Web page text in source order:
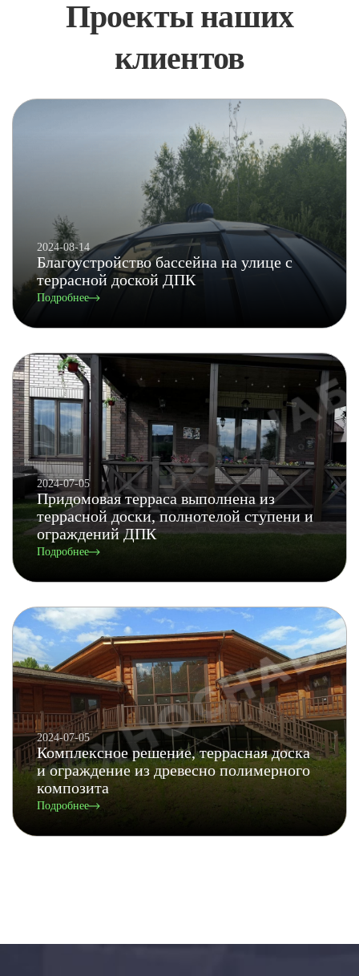
Проекты наших
клиентов
2024-08-14
Благоустройство бассейна на улице с
террасной доской ДПК
Подробнее
2024-07-05
Придомовая терраса выполнена из
террасной доски, полнотелой ступени и
ограждений ДПК
Подробнее
2024-07-05
Комплексное решение, террасная доска
и ограждение из древесно полимерного
композита
Подробнее